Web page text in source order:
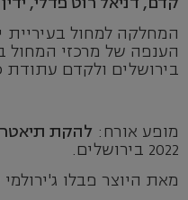
המחלקה למחול
הענפה של מרכזי המחול
בירושלים ולקדם עתודת
מופע אורח: להקת
2022 בירושלים.
מאת היוצר פבלו